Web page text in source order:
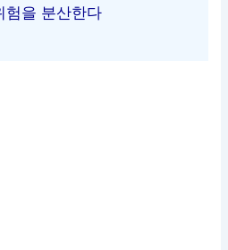
험을 분산한다